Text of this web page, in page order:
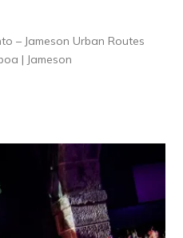
– Jameson Urban Routes
| Jameson